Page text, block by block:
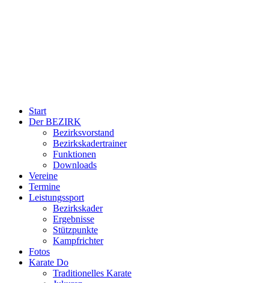
Start
Der BEZIRK
Bezirksvorstand
Bezirkskadertrainer
Funktionen
Downloads
Vereine
Termine
Leistungssport
Bezirkskader
Ergebnisse
Stützpunkte
Kampfrichter
Fotos
Karate Do
Traditionelles Karate